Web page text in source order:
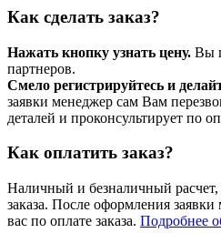
Как сделать заказ?
Нажать кнопку узнать цену. Вы
партнеров.
Смело регистрируйтесь и
заявки менеджер сам Вам
деталей и проконсультирует по
Как оплатить заказ?
Наличный и безналичный
заказа. После оформления
вас по оплате заказа. Подробнее